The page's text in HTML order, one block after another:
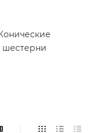
шестерни